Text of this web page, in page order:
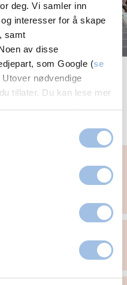
deg. Vi samler inn
interesser for å skape
samt
av disse
som Google (se
Utover nødvendige
tillater. Du kan lese mer
slimhinner og